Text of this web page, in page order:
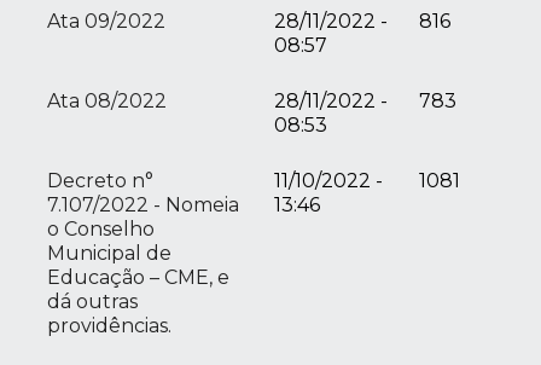
Ata 09/2022
28/11/2022 -
08:57
816
Ata 08/2022
28/11/2022 -
08:53
783
Decreto n°
7.107/2022 - Nomeia
o Conselho
Municipal de
Educação – CME, e
dá outras
providências.
11/10/2022 -
13:46
1081